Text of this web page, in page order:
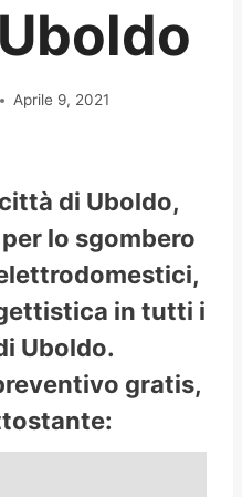
Aprile 9, 2021
di Uboldo,
lo sgombero
in tutti i
Uboldo.
gratis,